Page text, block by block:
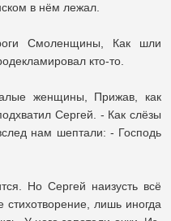
в нём лежал.
Смоленщины, Как шли
кто-то.
женщины, Прижав, как
Сергей. - Как слёзы
нам шептали: - Господь
Но Cергей наизусть всё
стихотворение, лишь иногда